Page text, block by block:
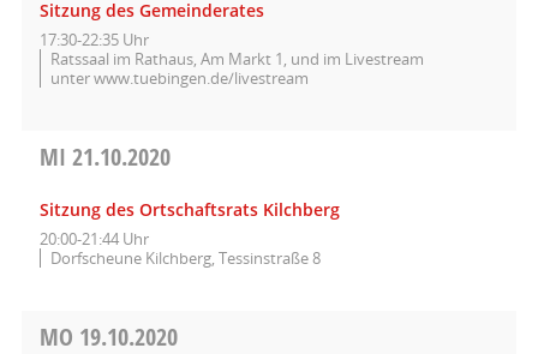
Sitzung des Gemeinderates
17:30-22:35 Uhr
Ratssaal im Rathaus, Am Markt 1, und im Livestream
unter www.tuebingen.de/livestream
MI 21.10.2020
Sitzung des Ortschaftsrats Kilchberg
20:00-21:44 Uhr
Dorfscheune Kilchberg, Tessinstraße 8
MO 19.10.2020